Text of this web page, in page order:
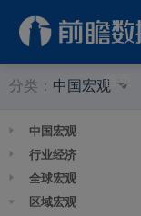
首页
分类： 中国宏观
中国宏观
行业经济
全球宏观
区域宏观